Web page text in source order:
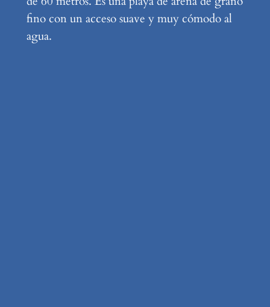
fino con un acceso suave y muy cómodo al
agua.